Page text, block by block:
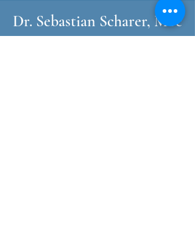
Dr. Sebastian Scharer, MSc